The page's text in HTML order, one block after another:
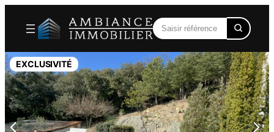
contenu
EXCLUSIVITÉ